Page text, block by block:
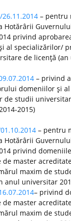
26.11.2014 – pentru
Hotărârii
privind
al specializărilor/
de licenţă (an
– privind
domeniilor şi
de studii
2015)
– pentru
Hotărârii
privind
de master
maxim de
anul universitar
– privind
de master
maxim de